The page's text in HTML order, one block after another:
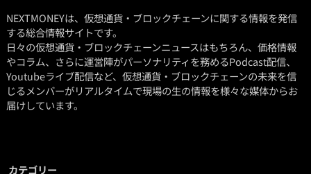
NEXTMONEYは、仮想通貨・ブロックチェーンに関する情報を発信
する総合情報サイトです。
日々の仮想通貨・ブロックチェーンニュースはもちろん、価格情報
やコラム、さらに運営陣がパーソナリティを務めるPodcast配信、
Youtubeライブ配信など、仮想通貨・ブロックチェーンの未来を信
じるメンバーがリアルタイムで現場の生の情報を様々な媒体からお
届けしています。
カテゴリー